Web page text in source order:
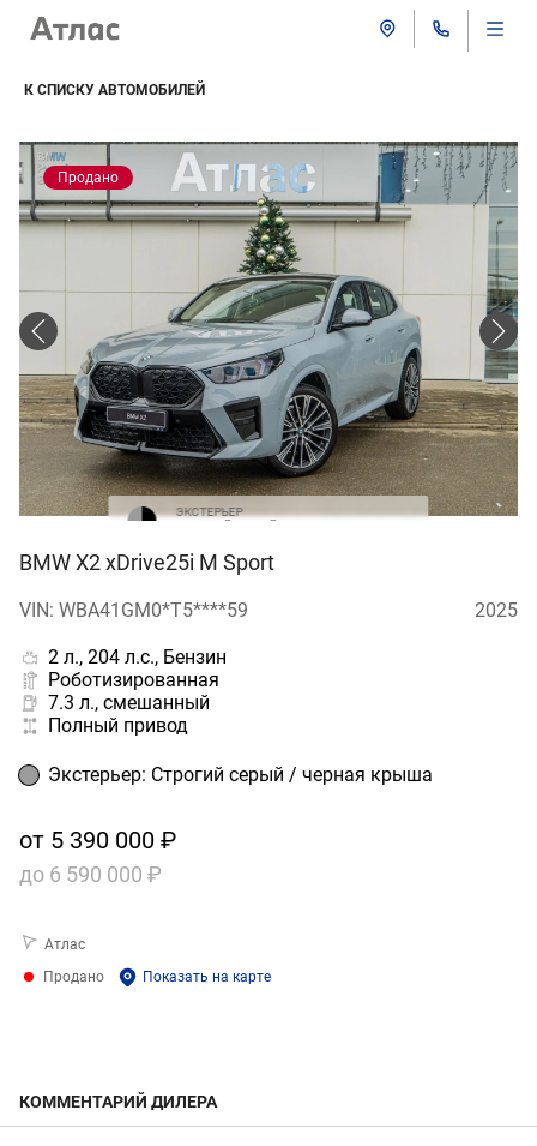
К СПИСКУ АВТОМОБИЛЕЙ
Продано
ЭКСТЕРЬЕР
КОММЕНТАРИЙ ДИЛЕРА
BMW X2 xDrive25i M Sport
VIN: WBA41GM0*T5****59 2025
2 л., 204 л.с., Бензин
Роботизированная
7.3 л., смешанный
Полный привод
Экстерьер: Строгий серый / черная крыша
от 5 390 000 ₽
до 6 590 000 ₽
Атлас
Продано
Показать на карте